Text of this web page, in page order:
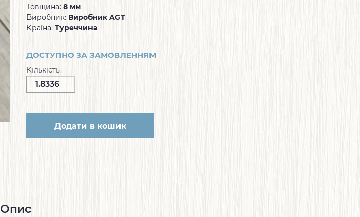
Товщина: 8 мм
Виробник: Виробник AGT
Країна: Туреччина
ДОСТУПНО ЗА ЗАМОВЛЕННЯМ
Кількість:
Додати в кошик
Опис